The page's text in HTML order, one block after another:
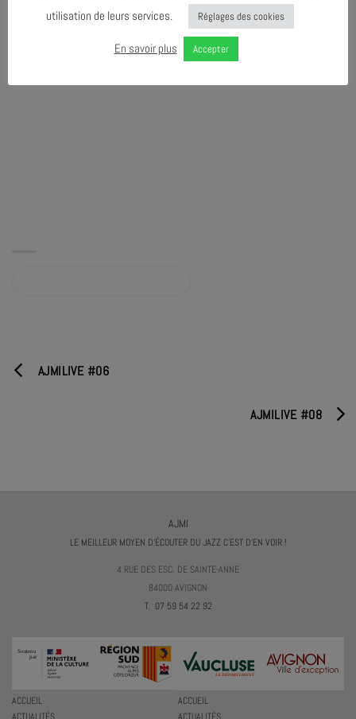
AJMILIVE #06
AJMILIVE #08
AJMI
LE MEILLEUR MOYEN D'ÉCOUTER DU JAZZ C'EST D'EN VOIR !
4 RUE DES ESC. DE SAINTE-ANNE
84000 AVIGNON
T. 07 59 54 22 92
ACCUEIL
ACTUALITÉS
ACCUEIL
ACTUALITÉS
utilisation de leurs services.
Réglages des cookies
En savoir plus Accepter